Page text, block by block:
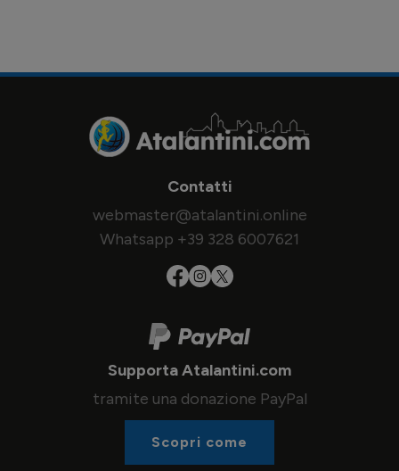
Contatti
webmaster@atalantini.online
Whatsapp +39 328 6007621
Supporta Atalantini.com
tramite una donazione PayPal
Scopri come